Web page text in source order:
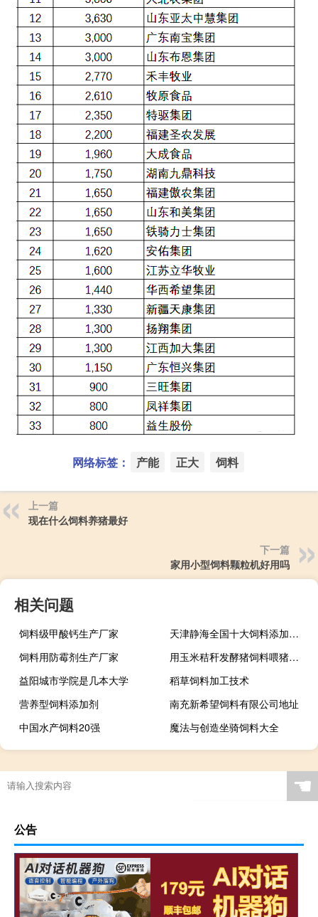
网络标签： 产能 正大 饲料
上一篇
现在什么饲料养猪最好
下一篇
家用小型饲料颗粒机好用吗
相关问题
饲料级甲酸钙生产厂家
天津静海全国十大饲料添加剂厂家排名
饲料用防霉剂生产厂家
用玉米秸秆发酵猪饲料喂猪可以么
益阳城市学院是几本大学
稻草饲料加工技术
营养型饲料添加剂
南充新希望饲料有限公司地址
中国水产饲料20强
魔法与创造坐骑饲料大全
☚
公告